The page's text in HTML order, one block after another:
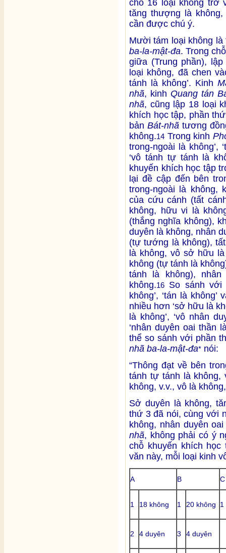
chỗ 16 loại không trở
tăng thượng là không,
cần được chú ý.
Mười tám loại không
ba-la-mật-đa. Trong
giữa (Trung phần),
loại không, đã chen
tánh là không’. Kinh
nhã, kinh Quang tán
nhã, cũng lập 18 loại
khích học tập, phần
bảnBát-nhã tương
không.14 Trong kinh
trong-ngoài là không’,
‘vô tánh tự tánh là
khuyến khích học tập
lại đề cập đến bên
trong-ngoài là không,
của cứu cánh (tất
không, hữu vi là
(thắng nghĩa không),
duyên là không, nhân
(tự tướng là không),
là không, vô sở hữu
không (tự tánh là
tánh là không),
không.16 So sánh với
không’, ‘tán là
nhiều hơn ‘sở hữu là
là không’, ‘vô nhân
‘nhân duyên oai thần
thể so sánh với phần
nhã ba-la-mật-đa* nói:
“Thông đạt về bên
tánh tự tánh là không,
không, v.v., vô là không,
Sở duyên là không,
thứ 3 đã nói, cùng với
không, nhân duyên
nhã, không phải có ý
chỗ khuyến khích
văn này, mỗi loại kinh
A B C
1 18 không 1 20 không 1
2 4 duyên 3 4 duyên